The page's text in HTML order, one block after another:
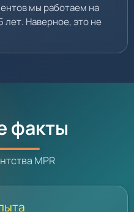
мы работаем на
лет. Наверное, это не
факты
MPR